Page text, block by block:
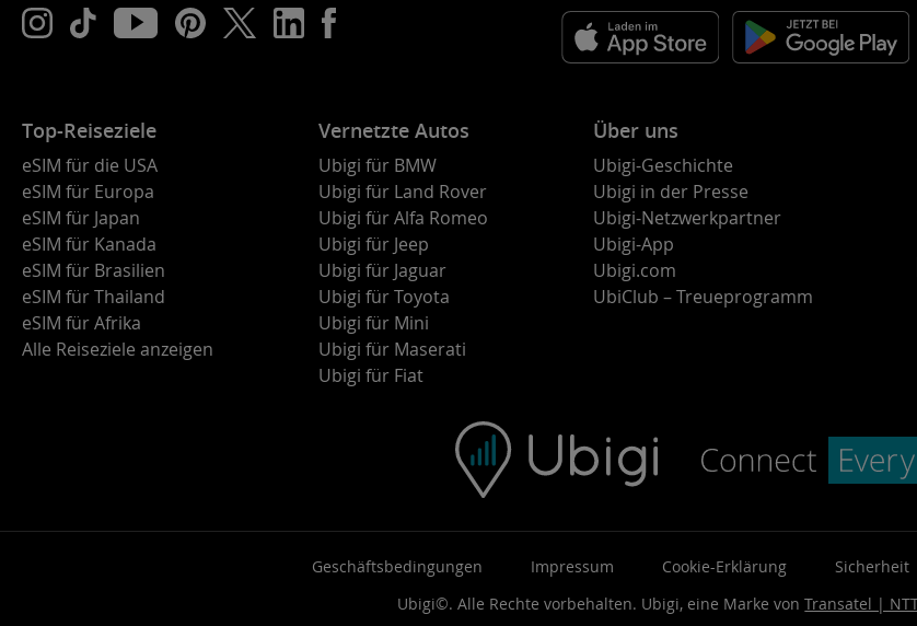
Top-Reiseziele
eSIM für die USA
eSIM für Europa
eSIM für Japan
eSIM für Kanada
eSIM für Brasilien
eSIM für Thailand
eSIM für Afrika
Alle Reiseziele anzeigen
Vernetzte Autos
Ubigi für BMW
Ubigi für Land Rover
Ubigi für Alfa Romeo
Ubigi für Jeep
Ubigi für Jaguar
Ubigi für Toyota
Ubigi für Mini
Ubigi für Maserati
Ubigi für Fiat
Über uns
Ubigi-Geschichte
Ubigi in der Presse
Ubigi-Netzwerkpartner
Ubigi-App
Ubigi.com
UbiClub – Treueprogramm
Geschäftsbedingungen Impressum Cookie-Erklärung Sicherheit
Ubigi©. Alle Rechte vorbehalten. Ubigi, eine Marke vonTransatel |